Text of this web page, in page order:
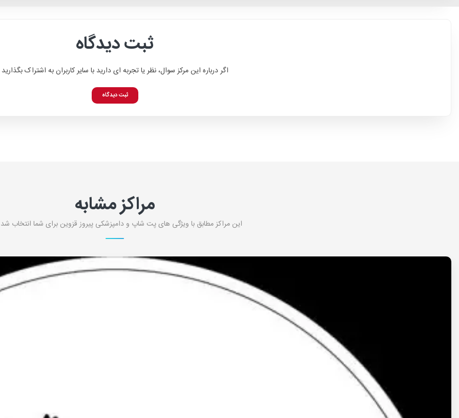
ثبت دیدگاه
اگر درباره این مرکز سوال، نظر یا تجربه ای دارید با سایر کاربران به اشتراک بگذارید
ثبت دیدگاه
مراکز مشابه
این مراکز مطابق با ویژگی های پت شاپ و دامپزشکی پیروز قزوین برای شما انتخاب